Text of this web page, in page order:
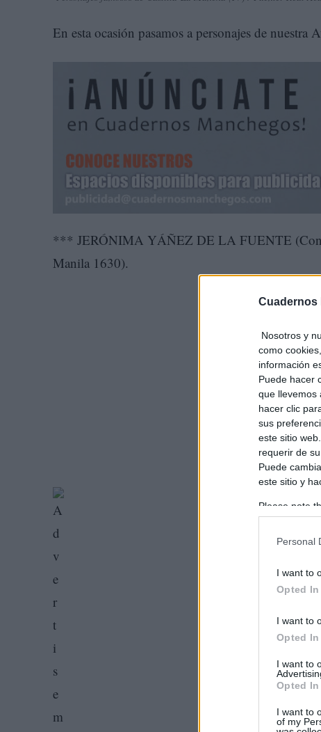
Cuadernos
Nosotros y
como
información
Puede hacer
que llevemos
hacer clic
sus
este sitio
requerir de
Puede
este sitio y
Please note
information
in below
Personal
I want to
Opted In
I want to
Opted In
I want to
Opted In
I want to
of my
En esta ocasión pasamos a personajes de
*** JERÓNIMA YÁÑEZ DE LA FUENTE
Manila 1630).